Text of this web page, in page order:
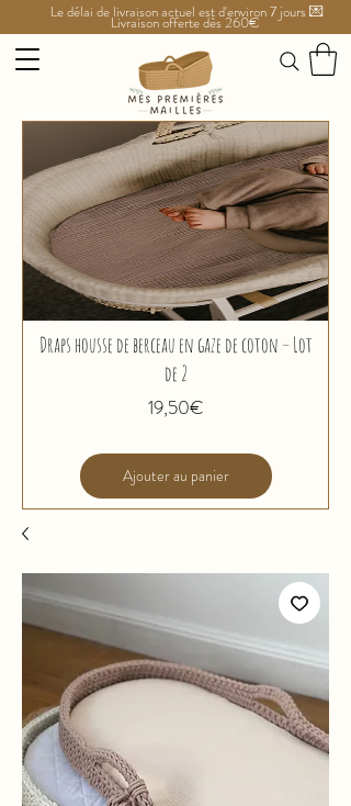
Le délai de livraison actuel est d'environ 7 jours 💌
Livraison offerte dès 260€
Draps housse de berceau en gaze de coton – Lot
de 2
19,50€Prix
Ajouter au panier